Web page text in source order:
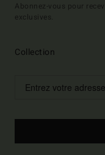
Abonnez-vous pour
exclusives.
Collection